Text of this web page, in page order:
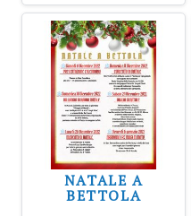
NATALE A
BETTOLA